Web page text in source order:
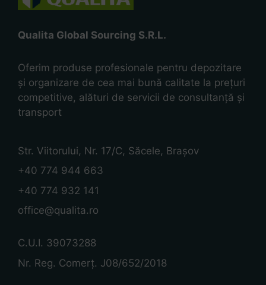
Qualita Global Sourcing S.R.L.
Oferim produse profesionale pentru depozitare
și organizare de cea mai bună calitate la prețuri
competitive, alături de servicii de consultanță și
transport
Str. Viitorului, Nr. 17/C, Săcele, Brașov
+40 774 944 663
+40 774 932 141
office@qualita.ro
C.U.I. 39073288
Nr. Reg. Comerț. J08/652/2018